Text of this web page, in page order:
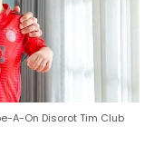
A-On Disorot Tim Club